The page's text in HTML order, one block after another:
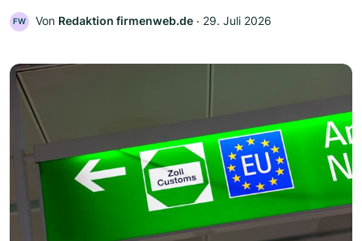
FW Von Redaktion firmenweb.de ‧ 29. Juli 2026